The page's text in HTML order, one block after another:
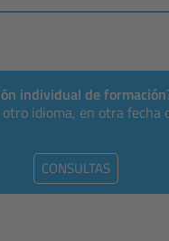
individual de
idioma, en otra fecha
CONSULTAS